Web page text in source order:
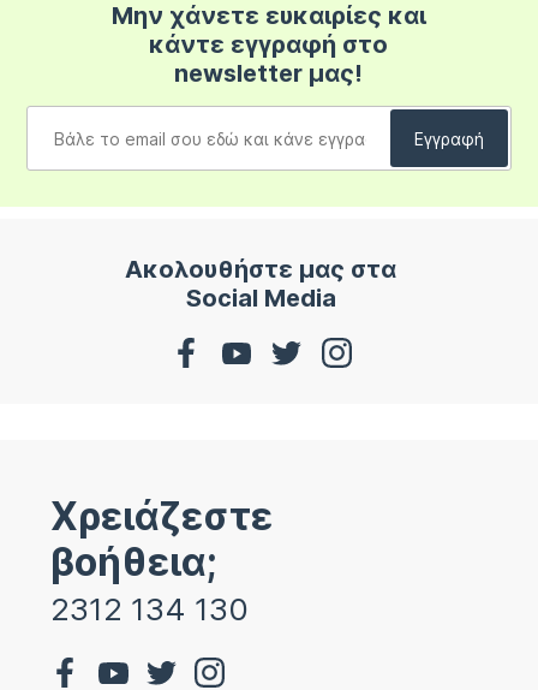
Μην χάνετε ευκαιρίες και
κάντε εγγραφή στο
newsletter μας!
Ακολουθήστε μας στα
Social Media
Χρειάζεστε
βοήθεια;
2312 134 130